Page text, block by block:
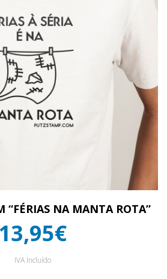
“FÉRIAS NA MANTA ROTA”
13,95€
IVA Incluído